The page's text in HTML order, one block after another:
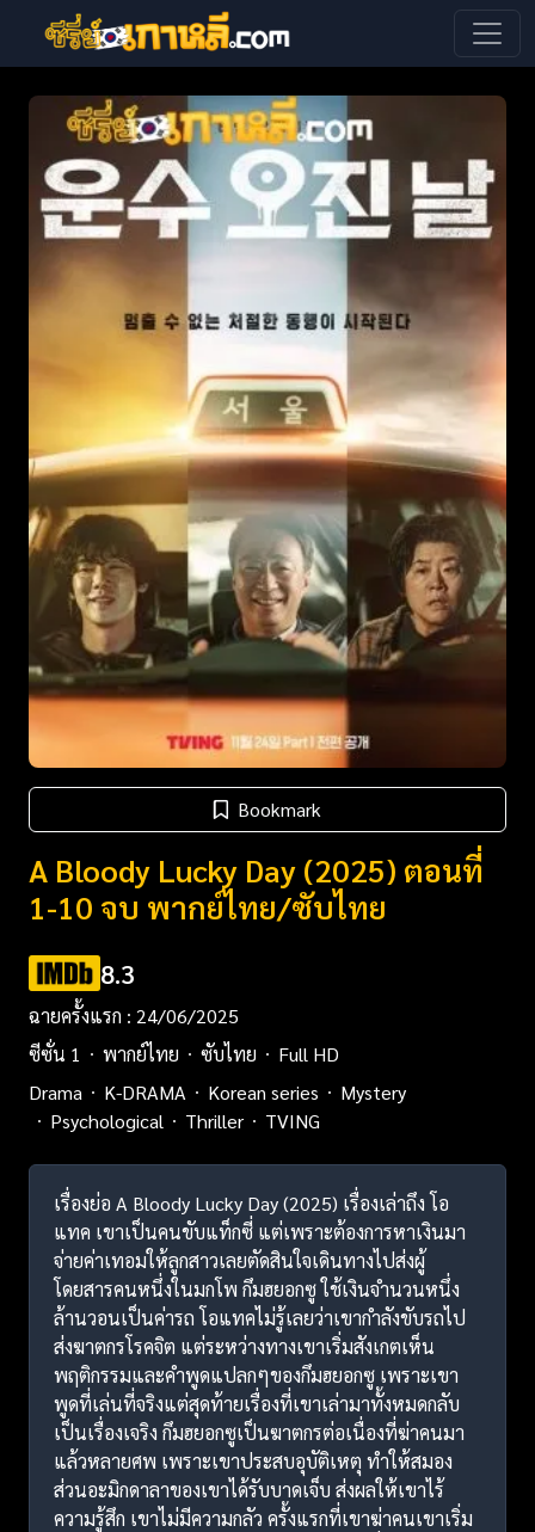
Bookmark
A Bloody Lucky Day (2025) ตอนที่
1-10 จบ พากย์ไทย/ซับไทย
8.3
ฉายครั้งแรก : 24/06/2025
ซีซั่น 1
พากย์ไทย ซับไทย
Full HD
Drama
K-DRAMA Korean series
Mystery
Psychological
Thriller TVING
เรื่องย่อ A Bloody Lucky Day (2025) เรื่องเล่าถึง โอ
แทค เขาเป็นคนขับแท็กซี่ แต่เพราะต้องการหาเงินมา
จ่ายค่าเทอมให้ลูกสาวเลยตัดสินใจเดินทางไปส่งผู้
โดยสารคนหนึ่งในมกโพ กึมฮยอกซู ใช้เงินจำนวนหนึ่ง
ล้านวอนเป็นค่ารถ โอแทคไม่รู้เลยว่าเขากำลังขับรถไป
ส่งฆาตกรโรคจิต แต่ระหว่างทางเขาเริ่มสังเกตเห็น
พฤติกรรมและคำพูดแปลกๆของกึมฮยอกซู เพราะเขา
พูดที่เล่นที่จริงแต่สุดท้ายเรื่องที่เขาเล่ามาทั้งหมดกลับ
เป็นเรื่องเจริง กึมฮยอกซูเป็นฆาตกรต่อเนื่องที่ฆ่าคนมา
แล้วหลายศพ เพราะเขาประสบอุบัติเหตุ ทำให้สมอง
ส่วนอะมิกดาลาของเขาได้รับบาดเจ็บ ส่งผลให้เขาไร้
ความรู้สึก เขาไม่มีความกลัว ครั้งแรกที่เขาฆ่าคนเขาเริ่ม